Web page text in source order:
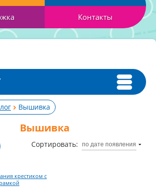
Контакты
Вышивка
Вышивка
Сортировать: по дате появления
крестиком с